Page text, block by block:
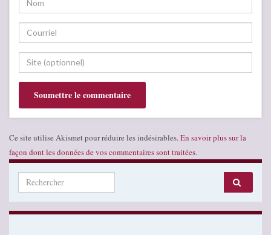
Ce site utilise Akismet pour réduire les indésirables. En savoir plus sur la
façon dont les données de vos commentaires sont traitées.
Search for: